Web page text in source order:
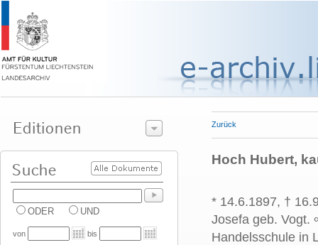
ODER UND
von bis
Zurück
Hoch Hubert,
* 14.6.1897, †
Josefa geb. Vogt.
Handelsschule in